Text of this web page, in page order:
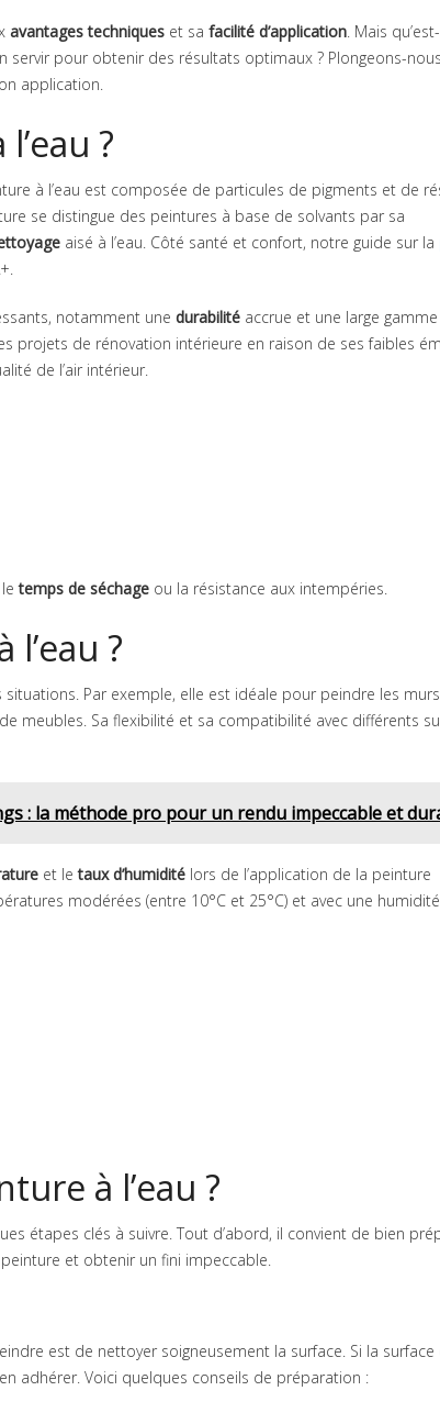
avantages techniques et sa facilité d’application. Mais
servir pour obtenir des résultats optimaux ? Plongeons-
application.
?
à l’eau est composée de particules de pigments et de
se distingue des peintures à base de solvants par sa
aisé à l’eau. Côté santé et confort, notre guide sur la
notamment une durabilité accrue et une large
projets de rénovation intérieure en raison de ses faibles
de l’air intérieur.
letemps de séchageou la résistance aux intempéries.
?
Par exemple, elle est idéale pour peindre les murs
meubles. Sa flexibilité et sa compatibilité avec différents
: la méthode pro pour un rendu impeccable et
et letaux d’humidité lors de l’application de la peinture
modérées (entre 10°C et 25°C) et avec une
à l’eau ?
étapes clés à suivre. Tout d’abord, il convient de bien
et obtenir un fini impeccable.
est de nettoyer soigneusement la surface. Si la surface
adhérer. Voici quelques conseils de préparation :